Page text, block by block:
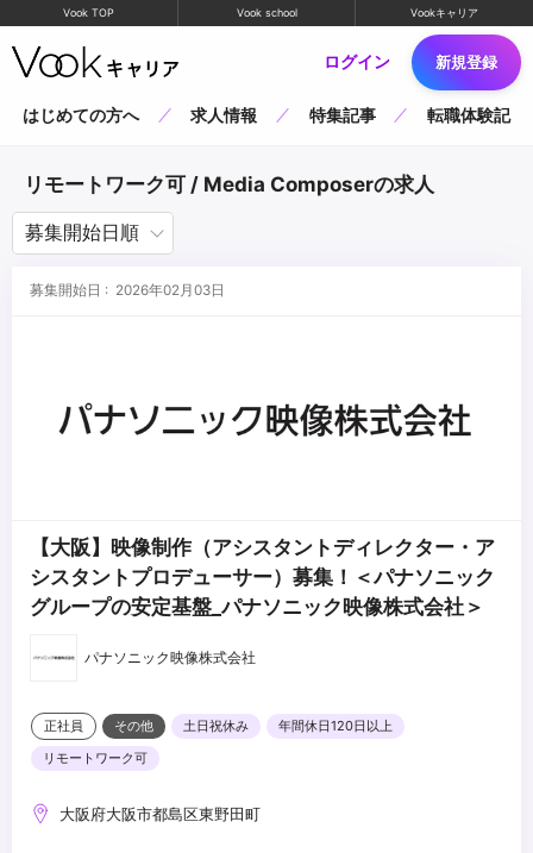
Vook TOP Vook school Vookキャリア
ログイン 新規登録
はじめての方へ 求人情報 特集記事 転職体験記
リモートワーク可 / Media Composerの求人
募集開始日 : 2026年02月03日
【大阪】映像制作（アシスタントディレクター・ア
シスタントプロデューサー）募集！＜パナソニック
グループの安定基盤_パナソニック映像株式会社＞
パナソニック映像株式会社
正社員 その他 土日祝休み
年間休日120日以上
リモートワーク可
大阪府大阪市都島区東野田町